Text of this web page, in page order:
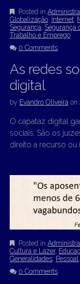
Posted in
Globalização
Internet
Segurança Segurança
Trabalho e Emprego
0 Comments
As redes
digital
by Evandro Oliveira on
O capataz digital
sociais. São os
direito a recurso ou
Posted in
Cultura e Lazer,
Generalidades Pessoal
0 Comments